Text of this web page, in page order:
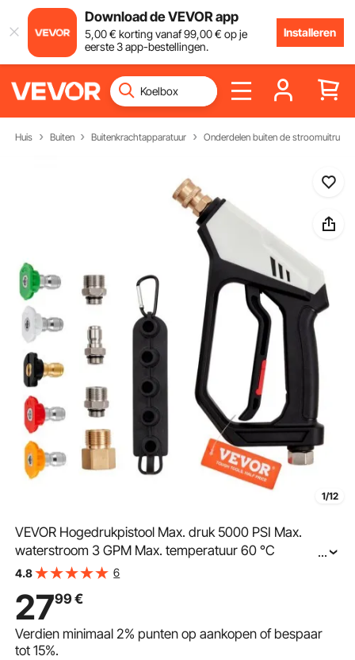
Download de VEVOR app
5,00€ korting vanaf99,00€ op je
eerste 3 app-bestellingen.
Installeren
Huis Buiten Buitenkrachtapparatuur Onderdelen buiten de
1/12
VEVOR Hogedrukpistool Max. druk 5000 PSI Max.
waterstroom 3 GPM Max. temperatuur 60 °C
Hogedrukreinigerpistool M22-14/M22-15 + 1/4"
...
4.8 6
2799€
Verdien minimaal2% punten op aankopen of bespaar
tot15%.